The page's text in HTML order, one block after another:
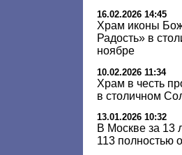
16.02.2026 14:45
Храм иконы
Радость» в
ноябре
10.02.2026 11:34
Храм в честь
в столичном
13.01.2026 10:32
В Москве за 13
113 полностью